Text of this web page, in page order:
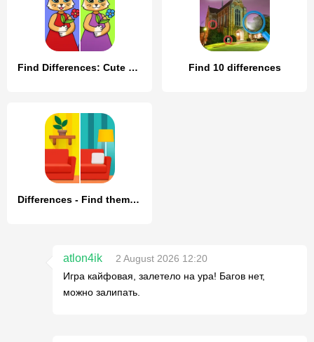
Find Differences: Cute Cats Find 10 differences
Differences - Find them all
atlon4ik
2 August 2026 12:20
Игра кайфовая, залетело на ура! Багов нет,
можно залипать.